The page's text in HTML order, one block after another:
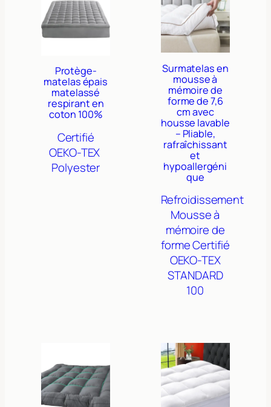
Protège-
matelas épais
matelassé
respirant en
coton 100%
Certifié
OEKO-TEX
Polyester
Surmatelas en
mousse à
mémoire de
forme de 7,6
cm avec
housse lavable
– Pliable,
rafraîchissant
et
hypoallergéni
que
Refroidissement
Mousse à
mémoire de
formeCertifié
OEKO-TEX
STANDARD
100